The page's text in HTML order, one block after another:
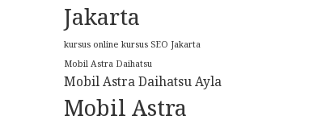
Jakarta
kursus online kursus SEO Jakarta
Mobil Astra Daihatsu
Mobil Astra Daihatsu Ayla
Mobil Astra